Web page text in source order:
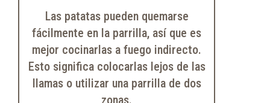
Las patatas pueden quemarse
fácilmente en la parrilla, así que es
mejor cocinarlas a fuego indirecto.
Esto significa colocarlas lejos de las
llamas o utilizar una parrilla de dos